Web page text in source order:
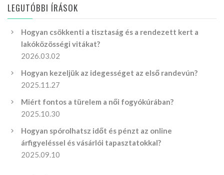
LEGUTÓBBI ÍRÁSOK
Hogyan csökkenti a tisztaság és a rendezett kert a
lakóközösségi vitákat?
2026.03.02
Hogyan kezeljük az idegességet az első randevún?
2025.11.27
Miért fontos a türelem a női fogyókúrában?
2025.10.30
Hogyan spórolhatsz időt és pénzt az online
árfigyeléssel és vásárlói tapasztatokkal?
2025.09.10